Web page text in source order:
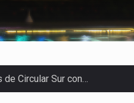
Circular Sur con…